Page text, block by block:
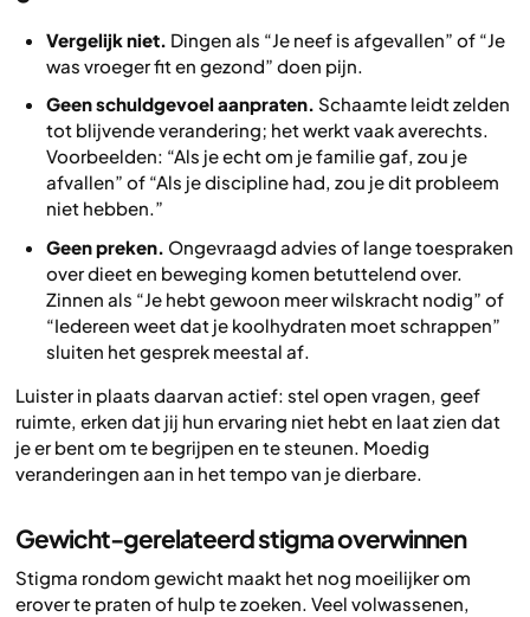
Vergelijk niet. Dingen als “Je neef is afgevallen” of “Je
was vroeger fit en gezond” doen pijn.
Geen schuldgevoel aanpraten. Schaamte leidt zelden
tot blijvende verandering; het werkt vaak averechts.
Voorbeelden: “Als je echt om je familie gaf, zou je
afvallen” of “Als je discipline had, zou je dit probleem
niet hebben.”
Geen preken. Ongevraagd advies of lange toespraken
over dieet en beweging komen betuttelend over.
Zinnen als “Je hebt gewoon meer wilskracht nodig” of
“Iedereen weet dat je koolhydraten moet schrappen”
sluiten het gesprek meestal af.
Luister in plaats daarvan actief: stel open vragen, geef
ruimte, erken dat jij hun ervaring niet hebt en laat zien dat
je er bent om te begrijpen en te steunen. Moedig
veranderingen aan in het tempo van je dierbare.
Gewicht-gerelateerd stigma overwinnen
Stigma rondom gewicht maakt het nog moeilijker om
erover te praten of hulp te zoeken. Veel volwassenen,